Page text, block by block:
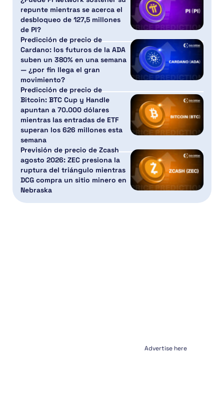
repunte mientras se acerca el
desbloqueo de 127,5 millones
de PI?
Predicción de precio de
Cardano: los futuros de la ADA
suben un 380% en una semana
— ¿por fin llega el gran
movimiento?
Predicción de precio de
Bitcoin: BTC Cup y Handle
apuntan a 70.000 dólares
mientras las entradas de ETF
superan los 626 millones esta
semana
Previsión de precio de Zcash
agosto 2026: ZEC presiona la
ruptura del triángulo mientras
DCG compra un sitio minero en
Nebraska
Advertise here